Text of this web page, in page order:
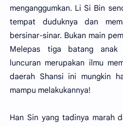
menganggumkan. Li Si Bin
tempat duduknya dan
bersinar-sinar. Bukan main
Melepas tiga batang anak
luncuran merupakan ilmu
daerah Shansi ini mungkin
mampu melakukannya!
Han Sin yang tadinya marah